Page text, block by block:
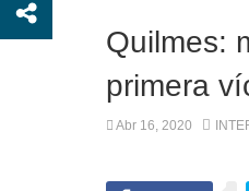
Quilmes:
primera
Abr 16, 2020